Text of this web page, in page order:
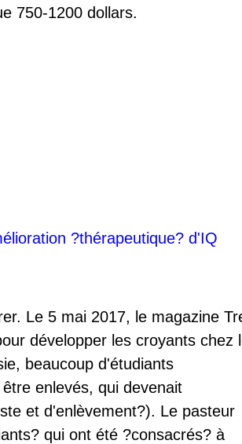
750-1200 dollars.
?thérapeutique? d'IQ
Le 5 mai 2017, le magazine
développer les croyants chez
beaucoup d'étudiants
enlevés, qui devenait
et d'enlèvement?). Le pasteur
qui ont été ?consacrés? à